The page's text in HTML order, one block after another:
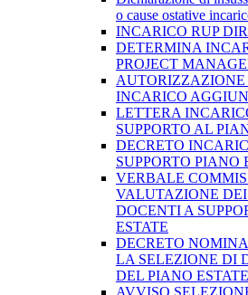
o cause ostative
INCARICO RUP
DETERMINA
PROJECT
INCARICO
LETTERA
SUPPORTO AL
DECRETO
SUPPORTO PIANO
VERBALE
VALUTAZIONE
DOCENTI A
ESTATE
DECRETO
LA SELEZIONE DI
DEL PIANO ESTATE